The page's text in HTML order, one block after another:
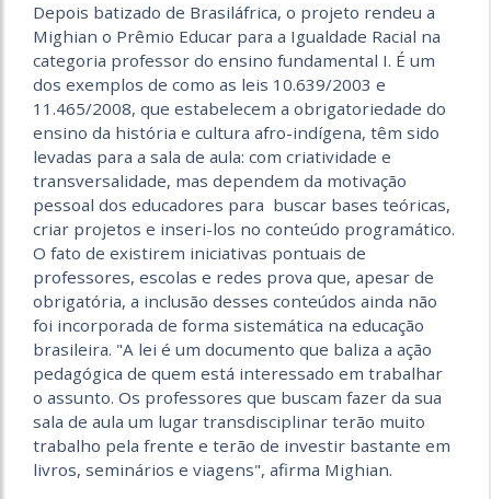
Depois batizado de Brasiláfrica, o projeto rendeu a
Mighian o Prêmio Educar para a Igualdade Racial na
categoria professor do ensino fundamental I. É um
dos exemplos de como as leis 10.639/2003 e
11.465/2008, que estabelecem a obrigatoriedade do
ensino da história e cultura afro-indígena, têm sido
levadas para a sala de aula: com criatividade e
transversalidade, mas dependem da motivação
pessoal dos educadores para buscar bases teóricas,
criar projetos e inseri-los no conteúdo programático.
O fato de existirem iniciativas pontuais de
professores, escolas e redes prova que, apesar de
obrigatória, a inclusão desses conteúdos ainda não
foi incorporada de forma sistemática na educação
brasileira. "A lei é um documento que baliza a ação
pedagógica de quem está interessado em trabalhar
o assunto. Os professores que buscam fazer da sua
sala de aula um lugar transdisciplinar terão muito
trabalho pela frente e terão de investir bastante em
livros, seminários e viagens", afirma Mighian.